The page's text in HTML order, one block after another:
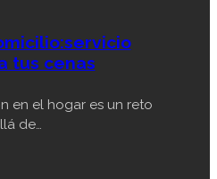
tus cenas
en el hogar es un reto
de…